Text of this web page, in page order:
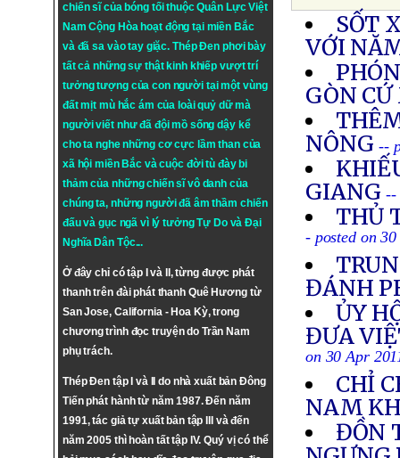
chiến sĩ của bóng tối thuộc Quân Lực Việt
Nam Cộng Hòa hoạt động tại miền Bắc
và đã sa vào tay giặc. Thép Đen phơi bày
tất cả những sự thật kinh khiếp vượt trí
tưởng tượng của con người tại một vùng
đất mịt mù hắc ám của loài quỷ dữ mà
người viết như đã đội mồ sống dậy kể
cho ta nghe những cơ cực lầm than của
xã hội miền Bắc và cuộc đời tù đày bi
thảm của những chiến sĩ vô danh của
chúng ta, những người đã âm thầm chiến
đấu và gục ngã vì lý tưởngTự DovàĐại
Nghĩa Dân Tộc...
Ở đây chỉ có tập I và II, từng được phát
thanh trên đài phát thanh Quê Hương từ
San Jose, California - Hoa Kỳ, trong
chương trình đọc truyện do Trần Nam
phụ trách.
Thép Đen tập I và II do nhà xuất bản Đông
Tiến phát hành từ năm 1987. Đến năm
1991, tác giả tự xuất bản tập III và đến
năm 2005 thì hoàn tất tập IV. Quý vị có thể
SỐT
VỚI
GÒN
NÔNG --
GIANG --
THỦ
- posted on
ĐÁNH
ỦY
ĐƯA
on 30 Apr
CHỈ
NAM
ĐỒN